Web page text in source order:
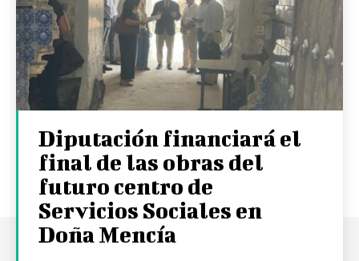
Diputación financiará el
final de las obras del
futuro centro de
Servicios Sociales en
Doña Mencía